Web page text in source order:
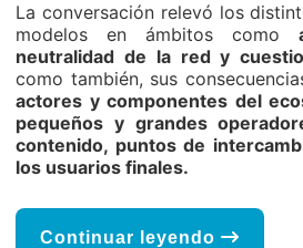
La conversación relevó los
modelos en ámbitos como
neutralidad de la red y
como también, sus
actores y componentes del
pequeños y grandes
contenido, puntos de
los usuarios finales.
Continuar leyendo